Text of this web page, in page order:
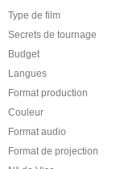
Type de film
Secrets de tournage
Budget
Langues
Format production
Couleur
Format audio
Format de projection